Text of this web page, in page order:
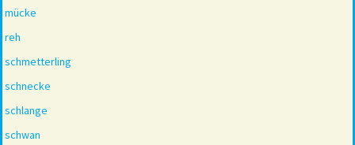
mücke
reh
schmetterling
schnecke
schlange
schwan